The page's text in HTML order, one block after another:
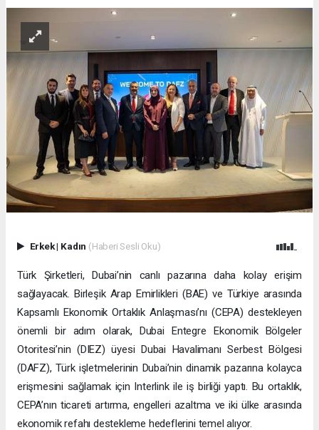
Erkek| Kadın (Haberi Sesli Oku)
Türk Şirketleri, Dubai’nin canlı pazarına daha kolay erişim
sağlayacak. Birleşik Arap Emirlikleri (BAE) ve Türkiye arasında
Kapsamlı Ekonomik Ortaklık Anlaşması’nı (CEPA) destekleyen
önemli bir adım olarak, Dubai Entegre Ekonomik Bölgeler
Otoritesi’nin (DIEZ) üyesi Dubai Havalimanı Serbest Bölgesi
(DAFZ), Türk işletmelerinin Dubai’nin dinamik pazarına kolayca
erişmesini sağlamak için Interlink ile iş birliği yaptı. Bu ortaklık,
CEPA’nın ticareti artırma, engelleri azaltma ve iki ülke arasında
ekonomik refahı destekleme hedeflerini temel alıyor.